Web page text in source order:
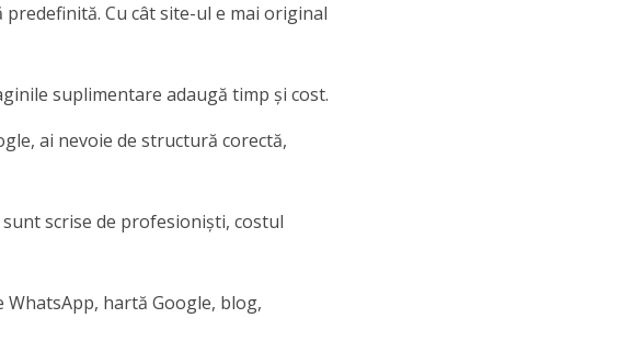
Cu cât site-ul e mai original
suplimentare adaugă timp și cost.
ai nevoie de structură corectă,
scrise de profesioniști, costul
hartă Google, blog,